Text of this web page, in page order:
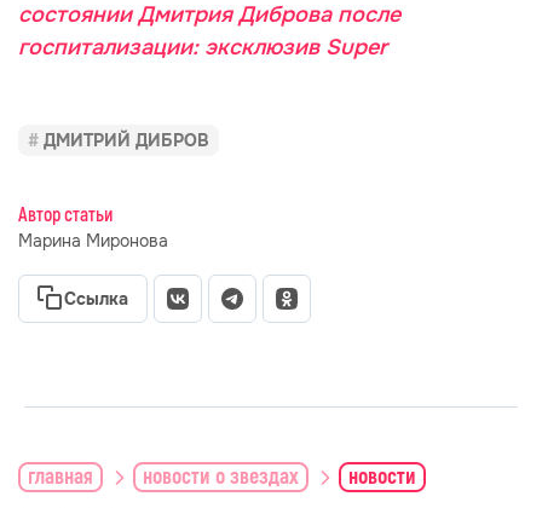
состоянии Дмитрия Диброва после
госпитализации: эксклюзив Super
ДМИТРИЙ ДИБРОВ
Автор статьи
Марина Миронова
Ссылка
главная новости о звездах новости